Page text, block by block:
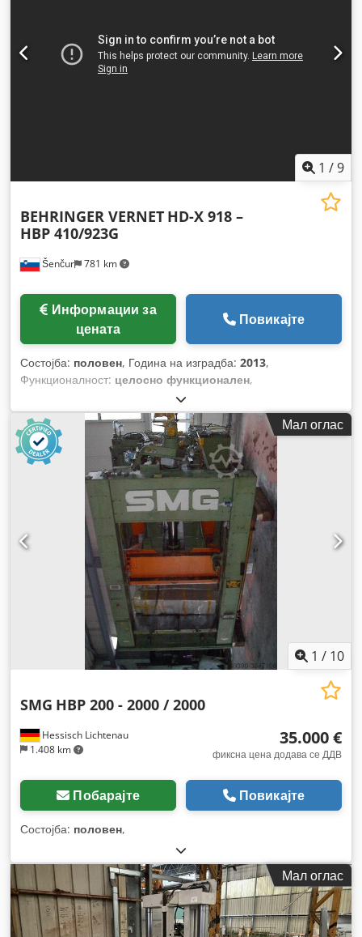
1 /9
Šenčur 781 km
BEHRINGER VERNET HD-X 918 –
HBP 410/923G
цената
Повикајте
Состојба: половен, Година на изградба: 2013,
Функционалност: целосно функционален,
Мал оглас
1 / 10
Hessisch Lichtenau
1.408 km
SMG HBP 200 - 2000 / 2000
35.000 €
фиксна цена додава се ДДВ
Побарајте Повикајте
Состојба: половен,
Мал оглас